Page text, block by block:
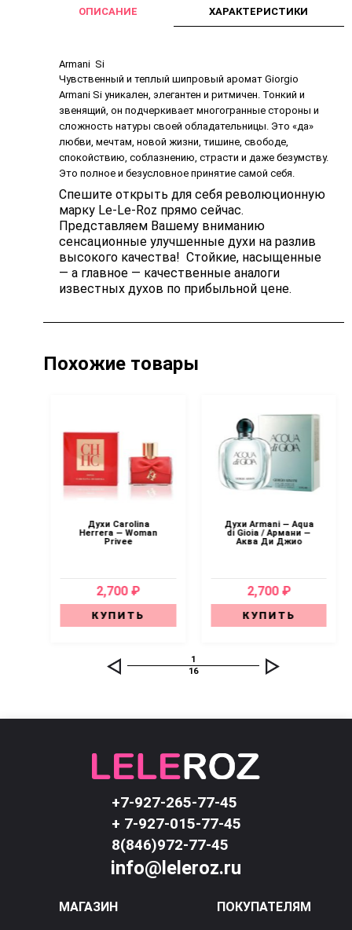
ОПИСАНИЕ ХАРАКТЕРИСТИКИ
Armani Si
Чувственный и теплый шипровый аромат Giorgio
Armani Si уникален, элегантен и ритмичен. Тонкий и
звенящий, он подчеркивает многогранные стороны и
сложность натуры своей обладательницы. Это «да»
любви, мечтам, новой жизни, тишине, свободе,
спокойствию, соблазнению, страсти и даже безумству.
Это полное и безусловное принятие самой себя.
Спешите открыть для себя революционную
марку Le-Le-Roz прямо сейчас.
Представляем Вашему вниманию
сенсационные улучшенные духи на разлив
высокого качества! Стойкие, насыщенные
— а главное — качественные аналоги
известных духов по прибыльной цене.
Похожие товары
Духи Carolina
Herrera — Woman
Privee
2,700 ₽
КУПИТЬ
Духи Armani — Aqua
di Gioia / Армани —
Аква Ди Джио
2,700 ₽
КУПИТЬ
1
16
+7-927-265-77-45
+ 7-927-015-77-45
8(846)972-77-45
info@leleroz.ru
МАГАЗИН ПОКУПАТЕЛЯМ